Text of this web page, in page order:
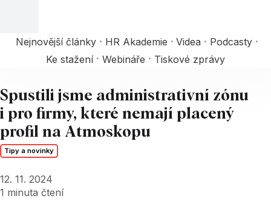
Nejnovější články HR Akademie Videa
Podcasty
Ke stažení
Webináře Tiskové zprávy
Spustili jsme administrativní zónu
i pro firmy, které nemají placený
profil na Atmoskopu
Tipy a novinky
12. 11. 2024
1 minuta čtení